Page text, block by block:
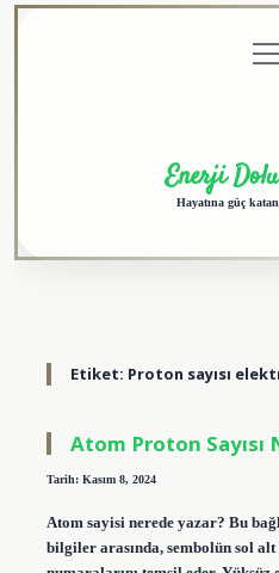
aç
Enerji
Hayatına güç
Etiket: Proton sayısı
Atom Proton Sayısı
Tarih: Kasım 8, 2024
Atom sayisi nerede yazar? Bu
bilgiler arasında, sembolün sol